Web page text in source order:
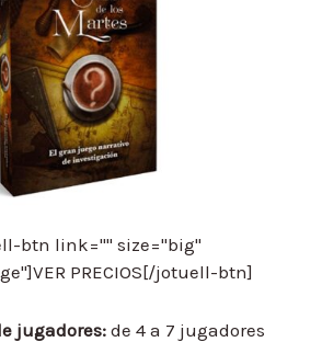
btn link="" size="big"
PRECIOS[/jotuell-btn]
jugadores: de 4 a 7 jugadores